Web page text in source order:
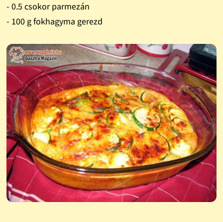
- 0.5 csokor parmezán
- 100 g fokhagyma gerezd